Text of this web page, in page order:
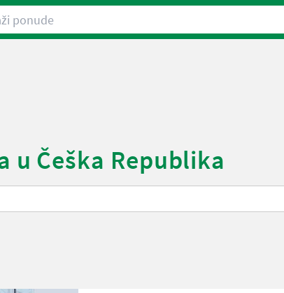
u Češka Republika